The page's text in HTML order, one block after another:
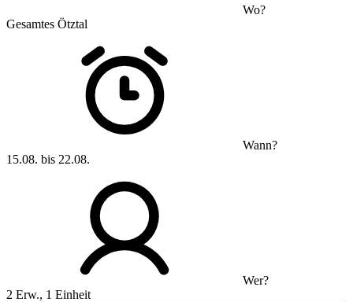
Wo?
Gesamtes Ötztal
Wann?
15.08. bis 22.08.
Wer?
2 Erw., 1 Einheit